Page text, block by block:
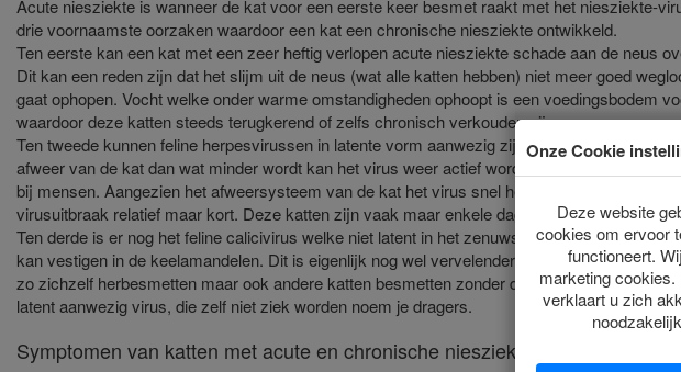
Acute niesziekte is wanneer de kat voor een eerste keer besmet raakt met het niesziekte-
drie voornaamste oorzaken waardoor een kat een chronische niesziekte ontwikkeld.
Ten eerste kan een kat met een zeer heftig verlopen acute niesziekte schade aan de neus
Dit kan een reden zijn dat het slijm uit de neus (wat alle katten hebben) niet meer goed
gaat ophopen. Vocht welke onder warme omstandigheden ophoopt is een voedingsbodem
waardoor deze katten steeds terugkerend of zelfs chronisch verkouden zijn.
Ten tweede kunnen feline herpesvirussen in latente vorm aanwezig zijn in het zenuwweefsel.
afweer van de kat dan wat minder wordt kan het virus weer actief worden, vergelijkbaar met
bij mensen. Aangezien het afweersysteem van de kat het virus snel herkent duurt zo n
virusuitbraak relatief maar kort. Deze katten zijn vaak maar enkele dagen wat verkouden of
Ten derde is er nog het feline calicivirus welke niet latent in het zenuwstelsel aanwezig blijft,
kan vestigen in de keelamandelen. Dit is eigenlijk nog wel vervelender want een deel van
zo zichzelf herbesmetten maar ook andere katten besmetten zonder dat je het door hebt.
latent aanwezig virus, die zelf niet ziek worden noem je dragers.
Symptomen van katten met acute en chronische niesziekte